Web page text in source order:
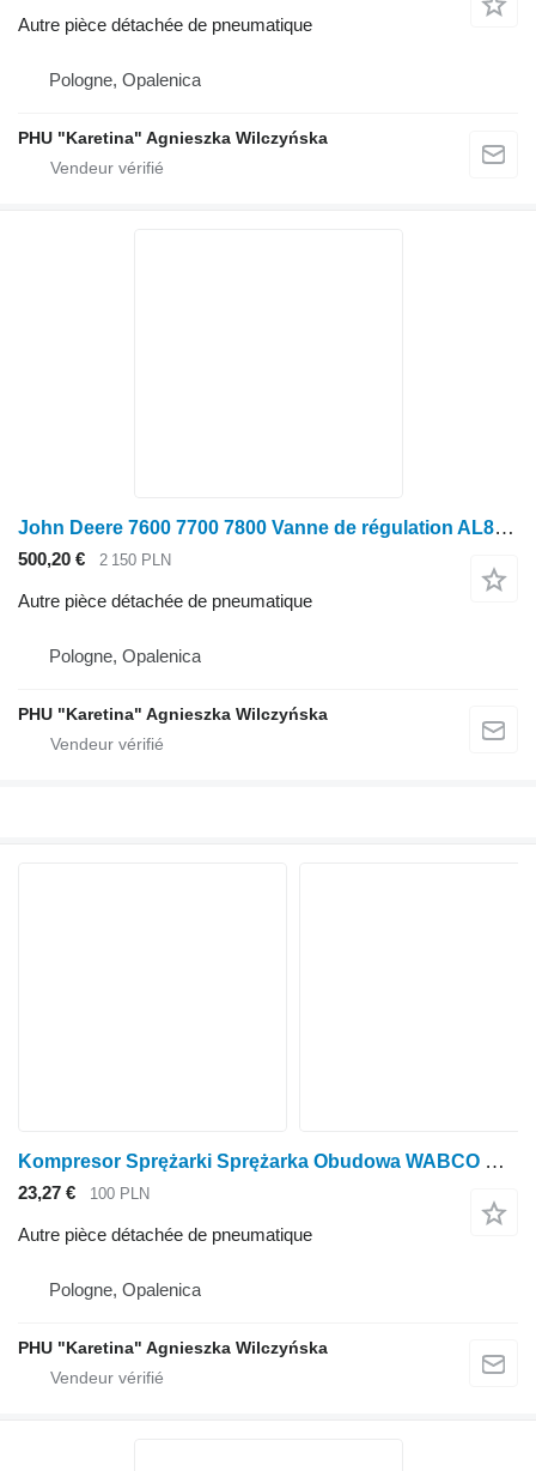
Autre pièce détachée de pneumatique
Pologne, Opalenica
PHU "Karetina" Agnieszka Wilczyńska
John Deere 7600 7700 7800 Vanne de régulation AL81937 pour John Deere
500,20 € 2 150 PLN
Autre pièce détachée de pneumatique
Pologne, Opalenica
PHU "Karetina" Agnieszka Wilczyńska
Kompresor Sprężarki Sprężarka Obudowa WABCO Compresseur Compresseur Carter de compresseur 912 526 010 6 912 526 000 pour tracteur à roues
23,27 € 100 PLN
Autre pièce détachée de pneumatique
Pologne, Opalenica
PHU "Karetina" Agnieszka Wilczyńska